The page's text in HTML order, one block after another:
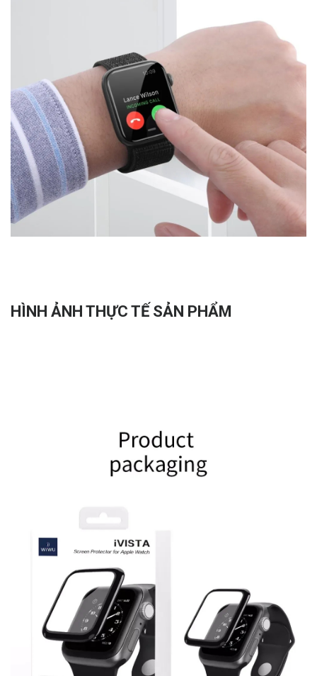
HÌNH ẢNH THỰC TẾ SẢN PHẨM